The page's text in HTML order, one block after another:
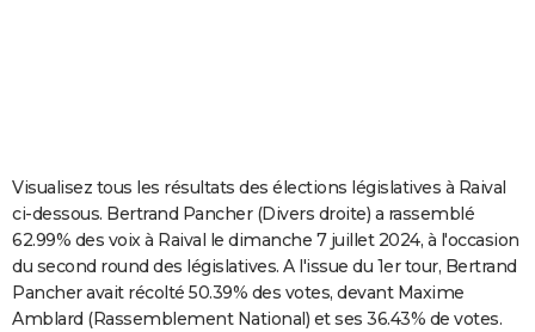
Carte de Noël
Carte Bonne année
Carte Saint-Valentin
Carte Pâques
Carte d'anniversaire
DICTIONNAIRE
Dictionnaire
Biographies
Citations
Expressions
Proverbes
PROGRAMME TV
COPAINS D'AVANT
Visualisez tous les résultats des élections législatives à Raival
ci-dessous. Bertrand Pancher (Divers droite) a rassemblé
62.99% des voix à Raival le dimanche 7 juillet 2024, à l'occasion
du second round des législatives. A l'issue du 1er tour, Bertrand
Pancher avait récolté 50.39% des votes, devant Maxime
Amblard (Rassemblement National) et ses 36.43% de votes.